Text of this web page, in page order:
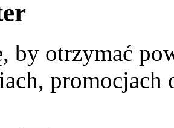
by otrzymać
promocjach